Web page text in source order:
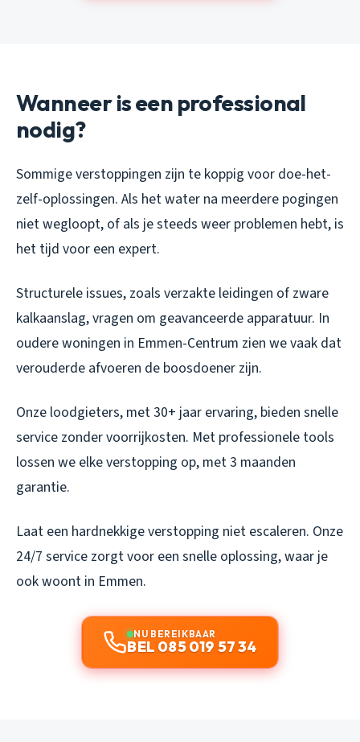
Wanneer is een professional
nodig?
Sommige verstoppingen zijn te koppig voor doe-het-
zelf-oplossingen. Als het water na meerdere pogingen
niet wegloopt, of als je steeds weer problemen hebt, is
het tijd voor een expert.
Structurele issues, zoals verzakte leidingen of zware
kalkaanslag, vragen om geavanceerde apparatuur. In
oudere woningen in Emmen-Centrum zien we vaak dat
verouderde afvoeren de boosdoener zijn.
Onze loodgieters, met 30+ jaar ervaring, bieden snelle
service zonder voorrijkosten. Met professionele tools
lossen we elke verstopping op, met 3 maanden
garantie.
Laat een hardnekkige verstopping niet escaleren. Onze
24/7 service zorgt voor een snelle oplossing, waar je
ook woont in Emmen.
NU BEREIKBAAR
BEL 085 019 57 34